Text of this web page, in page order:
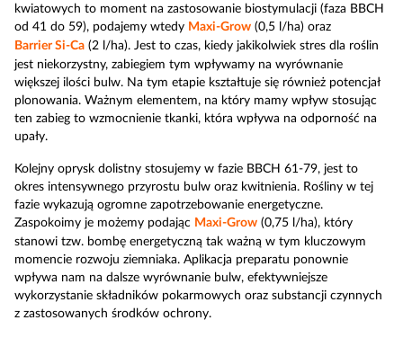
kwiatowych to moment na zastosowanie biostymulacji (faza BBCH
od 41 do 59), podajemy wtedy Maxi-Grow (0,5 l/ha) oraz
Barrier Si-Ca (2 l/ha). Jest to czas, kiedy jakikolwiek stres dla roślin
jest niekorzystny, zabiegiem tym wpływamy na wyrównanie
większej ilości bulw. Na tym etapie kształtuje się również potencjał
plonowania. Ważnym elementem, na który mamy wpływ stosując
ten zabieg to wzmocnienie tkanki, która wpływa na odporność na
upały.
Kolejny oprysk dolistny stosujemy w fazie BBCH 61-79, jest to
okres intensywnego przyrostu bulw oraz kwitnienia. Rośliny w tej
fazie wykazują ogromne zapotrzebowanie energetyczne.
Zaspokoimy je możemy podając Maxi-Grow (0,75 l/ha), który
stanowi tzw. bombę energetyczną tak ważną w tym kluczowym
momencie rozwoju ziemniaka. Aplikacja preparatu ponownie
wpływa nam na dalsze wyrównanie bulw, efektywniejsze
wykorzystanie składników pokarmowych oraz substancji czynnych
z zastosowanych środków ochrony.